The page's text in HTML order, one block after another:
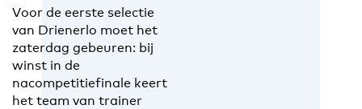
Voor de eerste selectie
van Drienerlo moet het
zaterdag gebeuren: bij
winst in de
nacompetitiefinale keert
het team van trainer